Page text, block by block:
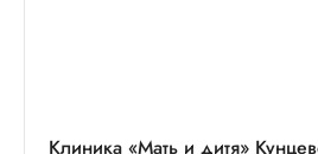
Клиника «Мать и дитя»